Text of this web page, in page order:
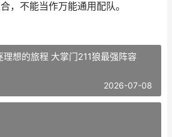
，不能当作万能通用配队。
理想的旅程 大掌门211狼最强阵容
2026-07-08